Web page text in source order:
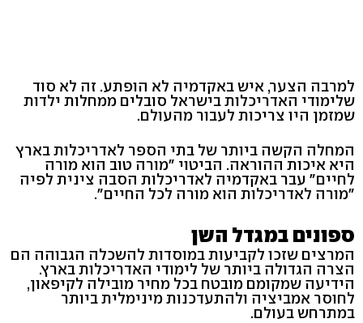
למרבה הצער, איש באקדמיה לא הופתע. זה לא סוד
שלימודי האדריכלות בישראל סובלים ממחלות ילדות
שמזמן היו צריכות לעבור מהעולם.
המחלה הקשה ביותר של בתי הספר לאדריכלות בארץ
היא איכות ההוראה. הביטוי "מורה טוב הוא מורה
לחיים" עבר באקדמיה לאדריכלות הסבה צינית לפיה
"מורה לאדריכלות הוא מורה לכל החיים".
ספונים במגדל השן
המרצים שזכו לקביעות במוסדות להשכלה הגבוהה הם
הצרה הגדולה ביותר של לימודי האדריכלות בארץ.
הידיעה שמקומם מובטח בכל מחיר מובילה לקיפאון,
לחוסר אמביציה ולהתעדכנות מינימלית ביותר
במתרחש בעולם.